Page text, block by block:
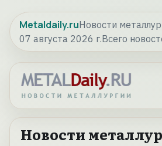
Metaldaily.ruНовости
07 августа 2026 г.Всего
Новости